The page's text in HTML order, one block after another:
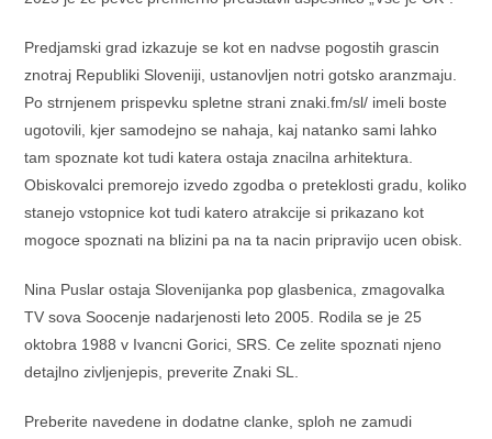
Predjamski grad izkazuje se kot en nadvse pogostih grascin
znotraj Republiki Sloveniji, ustanovljen notri gotsko aranzmaju.
Po strnjenem prispevku spletne strani znaki.fm/sl/ imeli boste
ugotovili, kjer samodejno se nahaja, kaj natanko sami lahko
tam spoznate kot tudi katera ostaja znacilna arhitektura.
Obiskovalci premorejo izvedo zgodba o preteklosti gradu, koliko
stanejo vstopnice kot tudi katero atrakcije si prikazano kot
mogoce spoznati na blizini pa na ta nacin pripravijo ucen obisk.
Nina Puslar ostaja Slovenijanka pop glasbenica, zmagovalka
TV sova Soocenje nadarjenosti leto 2005. Rodila se je 25
oktobra 1988 v Ivancni Gorici, SRS. Ce zelite spoznati njeno
detajlno zivljenjepis, preverite Znaki SL.
Preberite navedene in dodatne clanke, sploh ne zamudi